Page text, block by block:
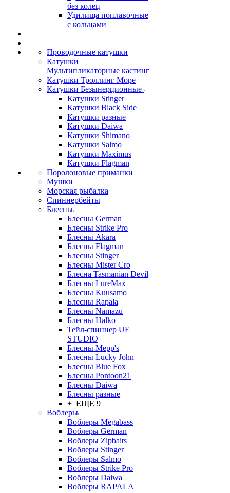
без колец
Удилища поплавочные
с кольцами
Проводочные катушки
Катушки
Мультипликаторные кастинг
Катушки Троллинг Море
Катушки Безынерционные
Катушки Stinger
Катушки Black Side
Катушки разные
Катушки Daiwa
Катушки Shimano
Катушки Salmo
Катушки Maximus
Катушки Flagman
Поролоновые приманки
Мушки
Морская рыбалка
Спиннербейты
Блесны
Блесны German
Блесны Strike Pro
Блесны Akara
Блесны Flagman
Блесны Stinger
Блесны Mister Cro
Блесна Tasmanian Devil
Блесны LureMax
Блесны Kuusamo
Блесны Rapala
Блесны Namazu
Блесны Halko
Тейл-спиннер UF
STUDIO
Блесны Mepp's
Блесны Lucky John
Блесны Blue Fox
Блесны Pontoon21
Блесны Daiwa
Блесны разные
+ ЕЩЕ 9
Воблеры
Воблеры Megabass
Воблеры German
Воблеры Zipbaits
Воблеры Stinger
Воблеры Salmo
Воблеры Strike Pro
Воблеры Daiwa
Воблеры RAPALA